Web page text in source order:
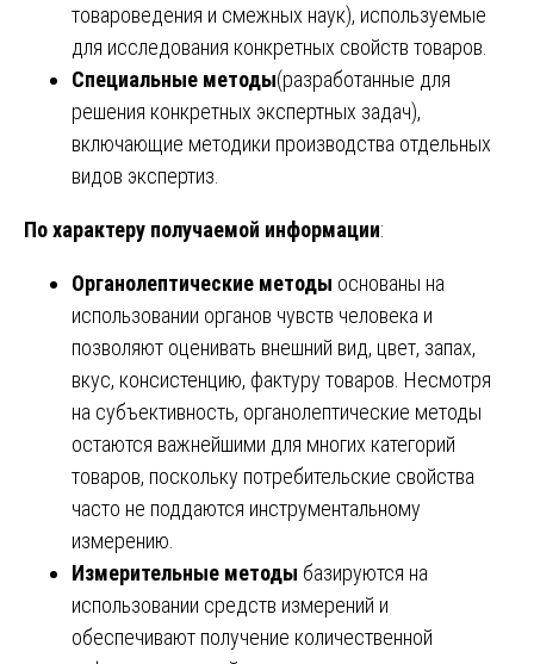
товароведения и смежных наук), используемые
для исследования конкретных свойств товаров.
Специальные методы(разработанные для
решения конкретных экспертных задач),
включающие методики производства отдельных
видов экспертиз.
По характеру получаемой информации:
Органолептические методы основаны на
использовании органов чувств человека и
позволяют оценивать внешний вид, цвет, запах,
вкус, консистенцию, фактуру товаров. Несмотря
на субъективность, органолептические методы
остаются важнейшими для многих категорий
товаров, поскольку потребительские свойства
часто не поддаются инструментальному
измерению.
Измерительные методы базируются на
использовании средств измерений и
обеспечивают получение количественной